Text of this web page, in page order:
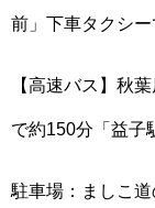
前」下車タクシー
【高速バス】秋
で約150分「益子
駐車場：ましこ